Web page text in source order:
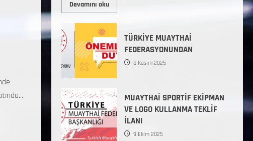
Devamını oku
TÜRKİYE MUAYTHAİ
FEDERASYONUNDAN
8 Kasım 2025
MUAYTHAİ SPORTİF EKİPMAN
VE LOGO KULLANMA TEKLİF
İLANI
9 Ekim 2025